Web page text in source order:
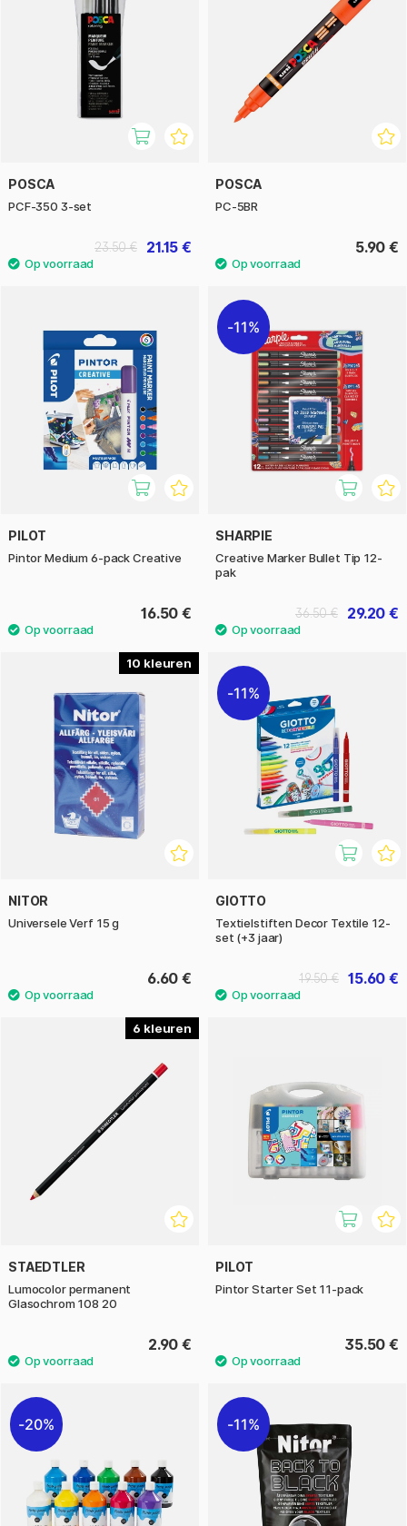
POSCA
PCF-350 3-set
21.15 €
23.50 €
POSCA
PC-5BR
5.90 €
PILOT
Pintor Medium 6-pack Creative
16.50 €
11%
SHARPIE
Creative Marker Bullet Tip 12-
pak
29.20 €
36.50 €
10
NITOR
Universele Verf 15 g
6.60 €
11%
GIOTTO
Textielstiften Decor Textile 12-
set (+3 jaar)
15.60 €
19.50 €
6
STAEDTLER
Lumocolor permanent
Glasochrom 108 20
2.90 €
PILOT
Pintor Starter Set 11-pack
35.50 €
20% 11%